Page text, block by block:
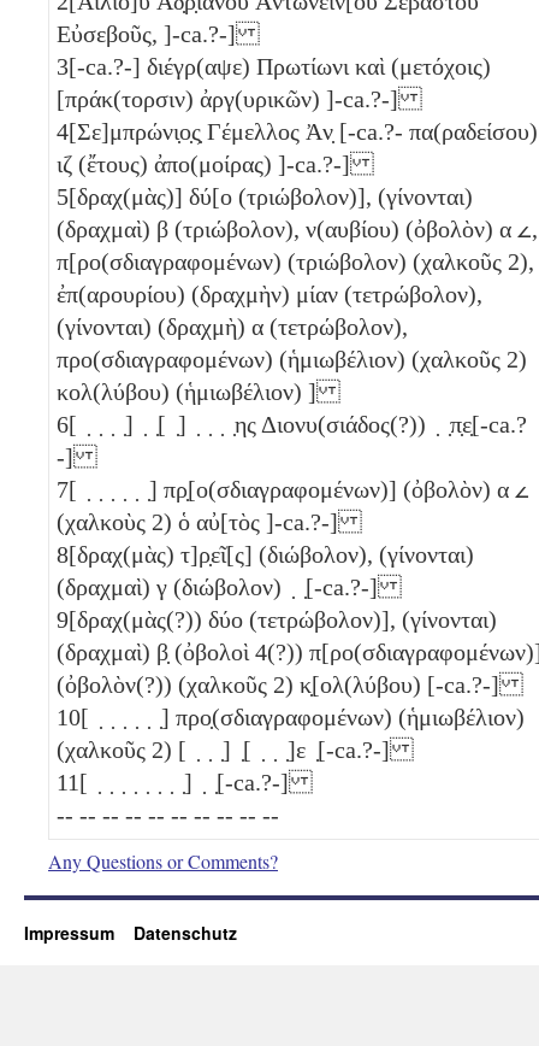
Εὐσεβοῦς, ]-ca.?-]
3[-ca.?-] διέγρ(αψε) Πρωτίωνι καὶ (μετόχοις)
[πράκ(τορσιν) ἀργ(υρικῶν) ]-ca.?-]
4[Σε]μπρώνι̣ο̣ς̣ Γέμελλος Ἀν̣ [-ca.?- πα(ραδείσου)
ιζ (ἔτους) ἀπο(μοίρας) ]-ca.?-]
5[δραχ(μὰς)] δύ[ο (τριώβολον)], (γίνονται)
(δραχμαὶ) β (τριώβολον), ν(αυβίου) (ὀβολὸν) α 𐅵,
π[ρο(σδιαγραφομένων) (τριώβολον) (χαλκοῦς 2),
ἐπ(αρουρίου) (δραχμὴν) μίαν (τετρώβολον),
(γίνονται) (δραχμὴ) α (τετρώβολον),
προ(σδιαγραφομένων) (ἡμιωβέλιον) (χαλκοῦς 2)
κολ(λύβου) (ἡμιωβέλιον) ]
6[ ̣ ̣ ̣ ̣] ̣ ̣[ ̣] ̣ ̣ ̣ ̣ης Διονυ(σιάδος(?)) ̣ ̣π̣ε̣[-ca.?
-]
7[ ̣ ̣ ̣ ̣ ̣ ̣] πρ̣[ο(σδιαγραφομένων)] (ὀβολὸν) α 𐅵
(χαλκοὺς 2) ὁ αὐ[τὸς ]-ca.?-]
8[δραχ(μὰς) τ]ρ̣εῖ[ς] (διώβολον), (γίνονται)
(δραχμαὶ) γ (διώβολον) ̣ ̣[-ca.?-]
9[δραχ(μὰς(?)) δύο (τετρώβολον)], (γίνονται)
(δραχμαὶ) β̣ (ὀβολοὶ 4(?))
(ὀβολὸν(?)) (χαλκοῦς 2) κ̣[ολ(λύβου) [-ca.?-]
10[ ̣ ̣ ̣ ̣ ̣ ̣] προ̣(σδιαγραφομένων) (ἡμιωβέλιον)
(χαλκοῦς 2) [ ̣ ̣ ̣] ̣[ ̣ ̣ ̣]ε ̣[-ca.?-]
11[ ̣ ̣ ̣ ̣ ̣ ̣ ̣ ̣] ̣ ̣[-ca.?-]
-- -- -- -- -- -- -- -- -- --
Any Questions or Comments?
Impressum Datenschutz